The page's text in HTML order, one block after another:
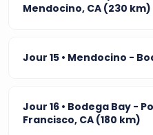
Mendocino, CA (230 km)
Jour 15 • Mendocino -
Jour 16 • Bodega Bay -
Francisco, CA (180 km)